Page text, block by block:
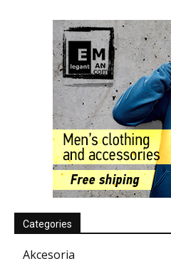
Categories
Akcesoria